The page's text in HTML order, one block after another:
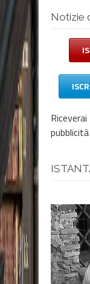
Notizie
Riceverai